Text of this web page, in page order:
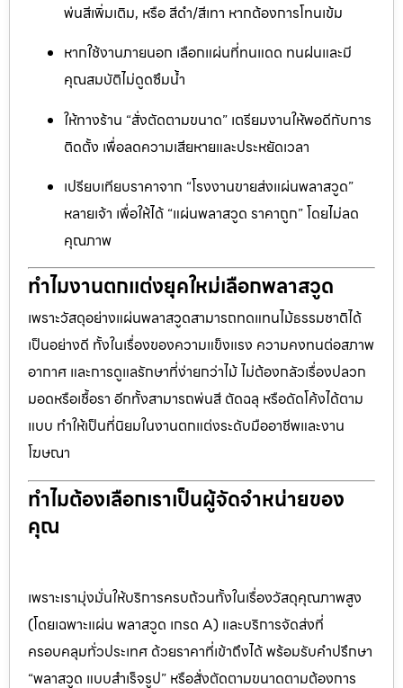
พ่นสีเพิ่มเติม, หรือ สีดำ/สีเทา หากต้องการโทนเข้ม
หากใช้งานภายนอก เลือกแผ่นที่ทนแดด ทนฝนและมี
คุณสมบัติไม่ดูดซึมน้ำ
ให้ทางร้าน “สั่งตัดตามขนาด” เตรียมงานให้พอดีกับการ
ติดตั้ง เพื่อลดความเสียหายและประหยัดเวลา
เปรียบเทียบราคาจาก “โรงงานขายส่งแผ่นพลาสวูด”
หลายเจ้า เพื่อให้ได้ “แผ่นพลาสวูด ราคาถูก” โดยไม่ลด
คุณภาพ
ทำไมงานตกแต่งยุคใหม่เลือกพลาสวูด
เพราะวัสดุอย่างแผ่นพลาสวูดสามารถทดแทนไม้ธรรมชาติได้
เป็นอย่างดี ทั้งในเรื่องของความแข็งแรง ความคงทนต่อสภาพ
อากาศ และการดูแลรักษาที่ง่ายกว่าไม้ ไม่ต้องกลัวเรื่องปลวก
มอดหรือเชื้อรา อีกทั้งสามารถพ่นสี ตัดฉลุ หรือดัดโค้งได้ตาม
แบบ ทำให้เป็นที่นิยมในงานตกแต่งระดับมืออาชีพและงาน
โฆษณา
ทำไมต้องเลือกเราเป็นผู้จัดจำหน่ายของ
คุณ
เพราะเรามุ่งมั่นให้บริการครบถ้วนทั้งในเรื่องวัสดุคุณภาพสูง
(โดยเฉพาะแผ่น พลาสวูด เกรด A) และบริการจัดส่งที่
ครอบคลุมทั่วประเทศ ด้วยราคาที่เข้าถึงได้ พร้อมรับคำปรึกษา
“พลาสวูด แบบสำเร็จรูป” หรือสั่งตัดตามขนาดตามต้องการ